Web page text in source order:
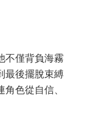
不僅背負海霧
最後擺脫束縛
色從自信、